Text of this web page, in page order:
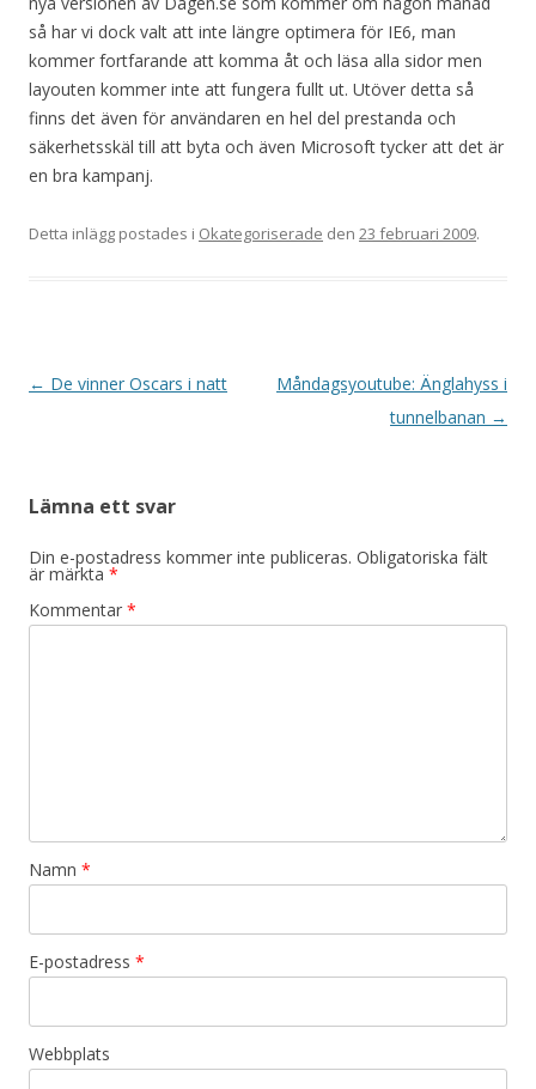
så har vi dock valt att inte längre optimera för IE6, man
kommer fortfarande att komma åt och läsa alla sidor men
layouten kommer inte att fungera fullt ut. Utöver detta så
finns det även för användaren en hel del prestanda och
säkerhetsskäl till att byta och även Microsoft tycker att det är
en bra kampanj.
Detta inlägg postades i Okategoriserade den 23 februari 2009.
Inläggsnavigering
← De vinner Oscars i natt
Måndagsyoutube: Änglahyss i
tunnelbanan →
Lämna ett svar
Din e-postadress kommer inte publiceras. Obligatoriska fält
är märkta *
Kommentar *
Namn *
E-postadress *
Webbplats